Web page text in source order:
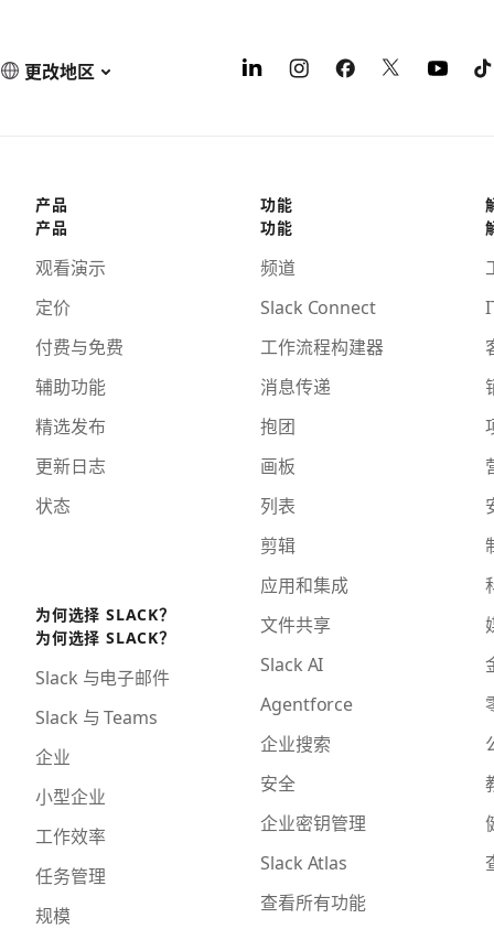
更改地区
产品
产品
观看演示
定价
付费与免费
辅助功能
精选发布
更新日志
状态
为何选择 SLACK？
为何选择 SLACK？
Slack 与电子邮件
Slack 与 Teams
企业
小型企业
工作效率
任务管理
规模
功能
功能
频道
Slack Connect
工作流程构建器
消息传递
抱团
画板
列表
剪辑
应用和集成
文件共享
Slack AI
Agentforce
企业搜索
安全
企业密钥管理
Slack Atlas
查看所有功能